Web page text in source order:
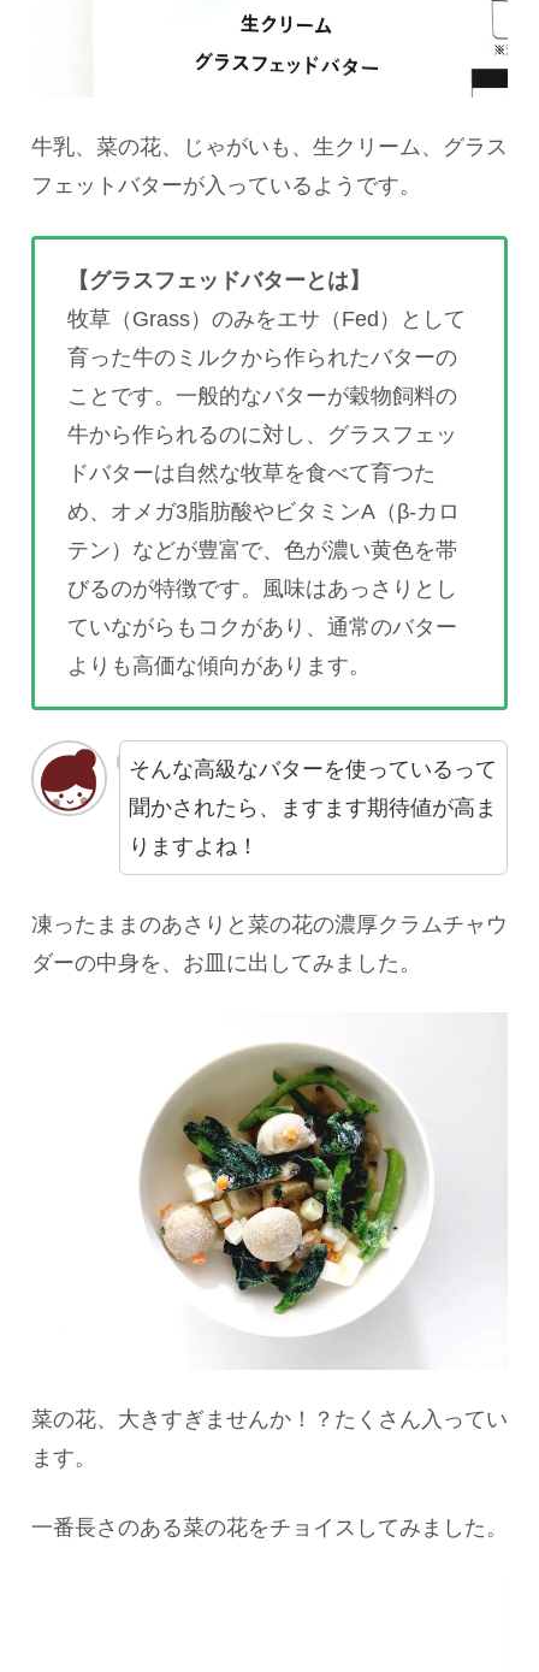
牛乳、菜の花、じゃがいも、生クリーム、グラス
フェットバターが入っているようです。
【グラスフェッドバターとは】
牧草（Grass）のみをエサ（Fed）として
育った牛のミルクから作られたバターの
ことです。一般的なバターが穀物飼料の
牛から作られるのに対し、グラスフェッ
ドバターは自然な牧草を食べて育つた
め、オメガ3脂肪酸やビタミンA（β-カロ
テン）などが豊富で、色が濃い黄色を帯
びるのが特徴です。風味はあっさりとし
ていながらもコクがあり、通常のバター
よりも高価な傾向があります。
そんな高級なバターを使っているって
聞かされたら、ますます期待値が高ま
りますよね！
凍ったままのあさりと菜の花の濃厚クラムチャウ
ダーの中身を、お皿に出してみました。
菜の花、大きすぎませんか！？たくさん入ってい
ます。
一番長さのある菜の花をチョイスしてみました。